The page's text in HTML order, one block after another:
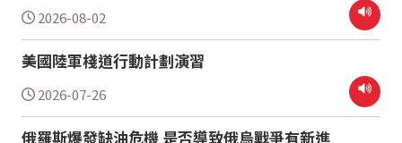
2026-08-02
美國陸軍棧道行動計劃演習
2026-07-26
俄羅斯爆發缺油危機 是否導致俄烏戰爭有新進